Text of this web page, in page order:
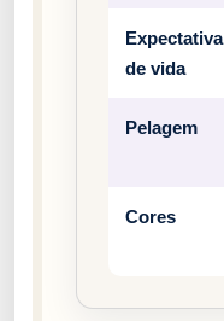
Expectativa
de vida
Pelagem
Cores